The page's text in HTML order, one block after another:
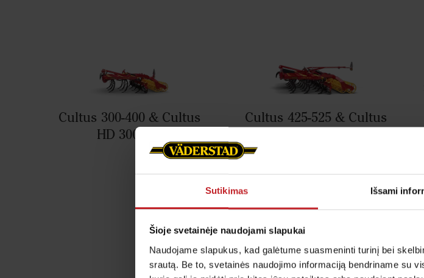
Sutikimas Išsami
Šioje svetainėje naudojami slapukai
Naudojame slapukus, kad galėtume suasmeninti turinį bei
srautą. Be to, svetainės naudojimo informaciją bendriname su
Cultus 300-400 & Cultus
HD 300-400
Cultus 425-525 & Cultus
Derinama su